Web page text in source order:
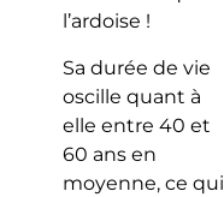
l’ardoise !
Sa durée de vie
oscille quant à
elle entre 40 et
60 ans en
moyenne, ce qui